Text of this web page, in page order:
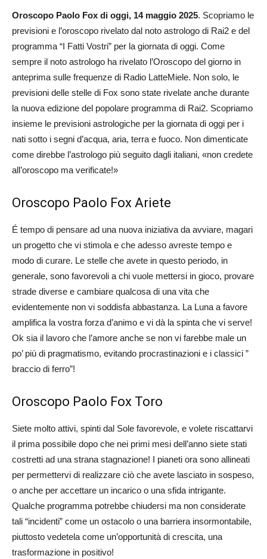
Oroscopo Paolo Fox di oggi, 14 maggio 2025. Scopriamo le
previsioni e l’oroscopo rivelato dal noto astrologo di Rai2 e del
programma “I Fatti Vostri” per la giornata di oggi. Come
sempre il noto astrologo ha rivelato l’Oroscopo del giorno in
anteprima sulle frequenze di Radio LatteMiele. Non solo, le
previsioni delle stelle di Fox sono state rivelate anche durante
la nuova edizione del popolare programma di Rai2. Scopriamo
insieme le previsioni astrologiche per la giornata di oggi per i
nati sotto i segni d’acqua, aria, terra e fuoco. Non dimenticate
come direbbe l’astrologo più seguito dagli italiani, «non credete
all’oroscopo ma verificate!»
Oroscopo Paolo Fox Ariete
É tempo di pensare ad una nuova iniziativa da avviare, magari
un progetto che vi stimola e che adesso avreste tempo e
modo di curare. Le stelle che avete in questo periodo, in
generale, sono favorevoli a chi vuole mettersi in gioco, provare
strade diverse e cambiare qualcosa di una vita che
evidentemente non vi soddisfa abbastanza. La Luna a favore
amplifica la vostra forza d’animo e vi dà la spinta che vi serve!
Ok sia il lavoro che l’amore anche se non vi farebbe male un
po’ più di pragmatismo, evitando procrastinazioni e i classici ”
braccio di ferro”!
Oroscopo Paolo Fox Toro
Siete molto attivi, spinti dal Sole favorevole, e volete riscattarvi
il prima possibile dopo che nei primi mesi dell’anno siete stati
costretti ad una strana stagnazione! I pianeti ora sono allineati
per permettervi di realizzare ciò che avete lasciato in sospeso,
o anche per accettare un incarico o una sfida intrigante.
Qualche programma potrebbe chiudersi ma non considerate
tali “incidenti” come un ostacolo o una barriera insormontabile,
piuttosto vedetela come un’opportunità di crescita, una
trasformazione in positivo!